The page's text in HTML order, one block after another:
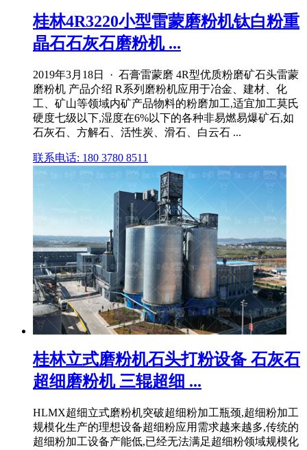
桂林4R3220小型雷蒙磨粉机钛白粉重
晶石石灰石磨粉机 ...
2019年3月18日 · 石膏雷蒙磨 4R型优质粉磨矿石头雷蒙
磨粉机 产品介绍 R系列磨粉机应用于冶金、建材、化
工、矿山等领域内矿产品物料的粉磨加工,适宜加工莫氏
硬度七级以下,湿度在6%以下的各种非易燃易爆矿石,如
石灰石、方解石、活性炭、滑石、白云石 ...
联系电话: 180 3780 8511
桂林立式磨粉机石头打粉设备 石灰石
超细磨粉机 三辊超细 ...
HLMX超细立式磨粉机突破超细粉加工瓶颈,超细粉加工
规模化生产的理想设备超细粉应用需求越来越多,传统的
超细粉加工设备产能低,已经无法满足超细粉领域规模化